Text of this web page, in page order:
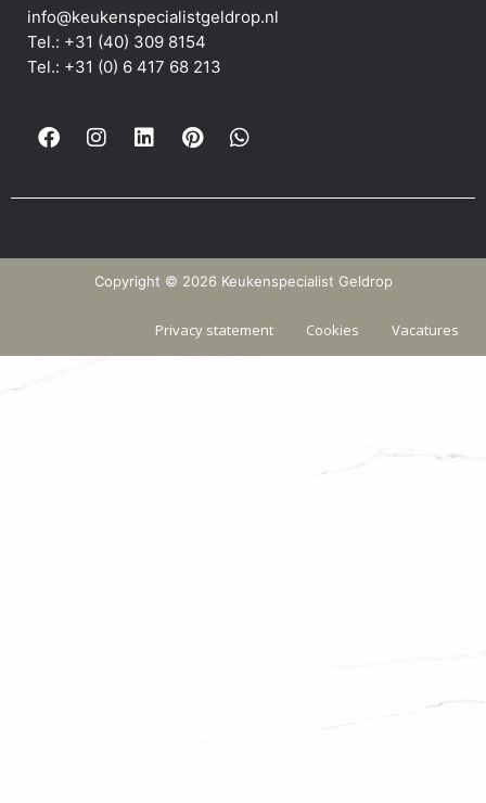
info@keukenspecialistgeldrop.nl
Tel.: +31 (40) 309 8154
Tel.: +31 (0) 6 417 68 213
Copyright © 2026 Keukenspecialist Geldrop
Privacy statement Cookies Vacatures